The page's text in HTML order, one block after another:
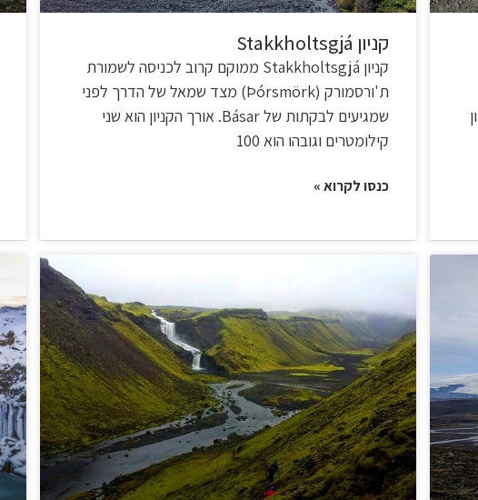
קניון Stakkholtsgjá
קניון Stakkholtsgjá ממוקם קרוב לכניסה לשמורת
ת'ורסמורק (Þórsmörk) מצד שמאל של הדרך לפני
שמגיעים לבקתות של Básar. אורך הקניון הוא שני
קילומטרים וגובהו הוא 100
כנסו לקרוא »